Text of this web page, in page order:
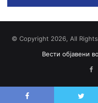
© Copyright 2026, All
Вести објавени